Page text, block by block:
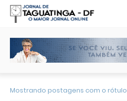
Mostrando postagens com o rótulo